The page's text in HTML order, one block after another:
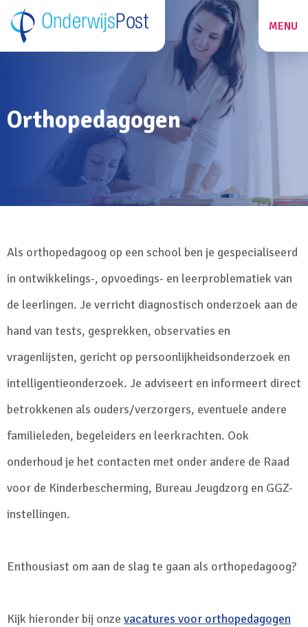
ZOEKEN
MENU
Orthopedagogen
Als orthopedagoog op een school ben je gespecialiseerd
in ontwikkelings-, opvoedings- en leerproblematiek van
de leerlingen. Je verricht diagnostisch onderzoek aan de
hand van tests, gesprekken, observaties en
vragenlijsten, gericht op persoonlijkheidsonderzoek en
intelligentieonderzoek. Je adviseert en informeert direct
betrokkenen als ouders/verzorgers, eventuele andere
familieleden, begeleiders en leerkrachten. Ook
onderhoud je het contacten met onder andere de Raad
voor de Kinderbescherming, Bureau Jeugdzorg en GGZ-
instellingen.
Enthousiast om aan de slag te gaan als orthopedagoog?
Kijk hieronder bij onze vacatures voor orthopedagogen